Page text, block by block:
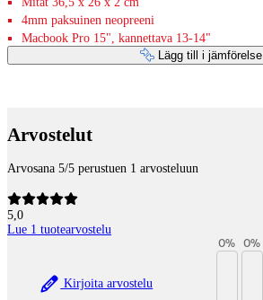
4mm paksuinen neopreeni
Macbook Pro 15", kannettava 13-14"
Lägg till i jämförelse
Arvostelut
Arvosana 5/5 perustuen 1 arvosteluun
5,0
Lue 1 tuotearvostelu
Kirjoita arvostelu
0% 0%